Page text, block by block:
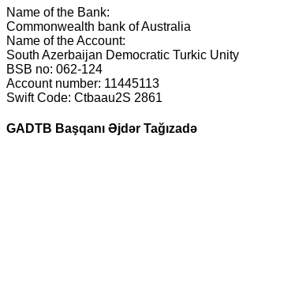
Name of the Bank:
Commonwealth bank of Australia
Name of the Account:
South Azerbaijan Democratic Turkic Unity
BSB no: 062-124
Account number: 11445113
Swift Code: Ctbaau2S 2861
GADTB Başqanı Əjdər Tağızadə